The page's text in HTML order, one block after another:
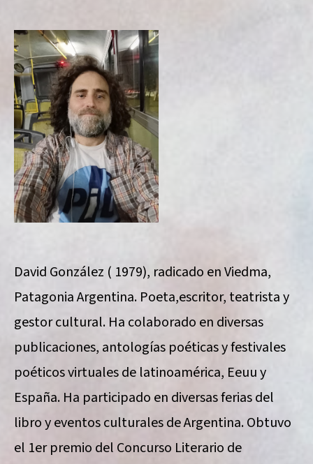
David González ( 1979), radicado en Viedma,
Patagonia Argentina. Poeta,escritor, teatrista y
gestor cultural. Ha colaborado en diversas
publicaciones, antologías poéticas y festivales
poéticos virtuales de latinoamérica, Eeuu y
España. Ha participado en diversas ferias del
libro y eventos culturales de Argentina. Obtuvo
el 1er premio del Concurso Literario de